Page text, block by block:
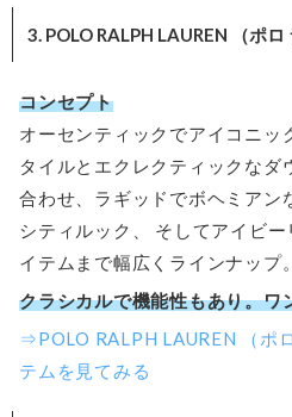
3. POLO RALPH LAUREN （ポロ
コンセプト
オーセンティックでアイコニッ
タイルとエクレクティックなダ
合わせ、ラギッドでボヘミアン
シティルック、 そしてアイビ
イテムまで幅広くラインナップ。
クラシカルで機能性もあり。ワ
⇒POLO RALPH LAUREN （ポ
テムを見てみる